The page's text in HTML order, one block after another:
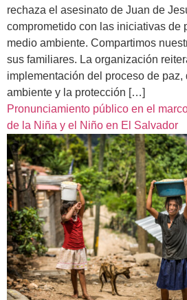
rechaza el asesinato de Juan de
comprometido con las iniciativas de
medio ambiente. Compartimos
sus familiares. La organización
implementación del proceso de
ambiente y la protección […]
Pronunciamiento público en el
de la Niña y el Niño en El Salvador